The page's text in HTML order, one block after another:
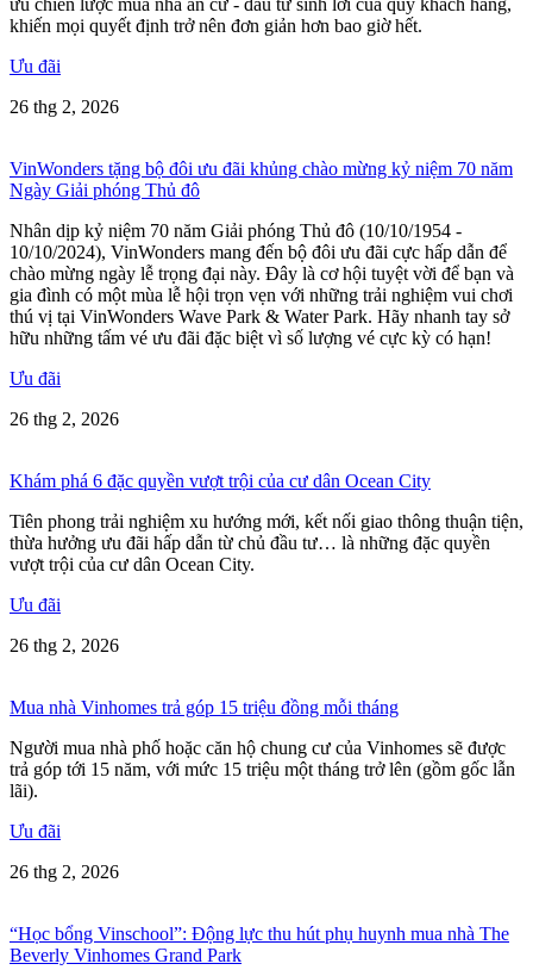
khiến mọi quyết định trở nên đơn giản hơn bao giờ hết.
Ưu đãi
26 thg 2, 2026
VinWonders tặng bộ đôi ưu đãi khủng chào mừng kỷ niệm 70 năm
Ngày Giải phóng Thủ đô
Nhân dịp kỷ niệm 70 năm Giải phóng Thủ đô (10/10/1954 -
10/10/2024), VinWonders mang đến bộ đôi ưu đãi cực hấp dẫn để
chào mừng ngày lễ trọng đại này. Đây là cơ hội tuyệt vời để bạn và
gia đình có một mùa lễ hội trọn vẹn với những trải nghiệm vui chơi
thú vị tại VinWonders Wave Park & Water Park. Hãy nhanh tay sở
hữu những tấm vé ưu đãi đặc biệt vì số lượng vé cực kỳ có hạn!
Ưu đãi
26 thg 2, 2026
Khám phá 6 đặc quyền vượt trội của cư dân Ocean City
Tiên phong trải nghiệm xu hướng mới, kết nối giao thông thuận tiện,
thừa hưởng ưu đãi hấp dẫn từ chủ đầu tư… là những đặc quyền
vượt trội của cư dân Ocean City.
Ưu đãi
26 thg 2, 2026
Mua nhà Vinhomes trả góp 15 triệu đồng mỗi tháng
Người mua nhà phố hoặc căn hộ chung cư của Vinhomes sẽ được
trả góp tới 15 năm, với mức 15 triệu một tháng trở lên (gồm gốc lẫn
lãi).
Ưu đãi
26 thg 2, 2026
“Học bổng Vinschool”: Động lực thu hút phụ huynh mua nhà The
Beverly Vinhomes Grand Park